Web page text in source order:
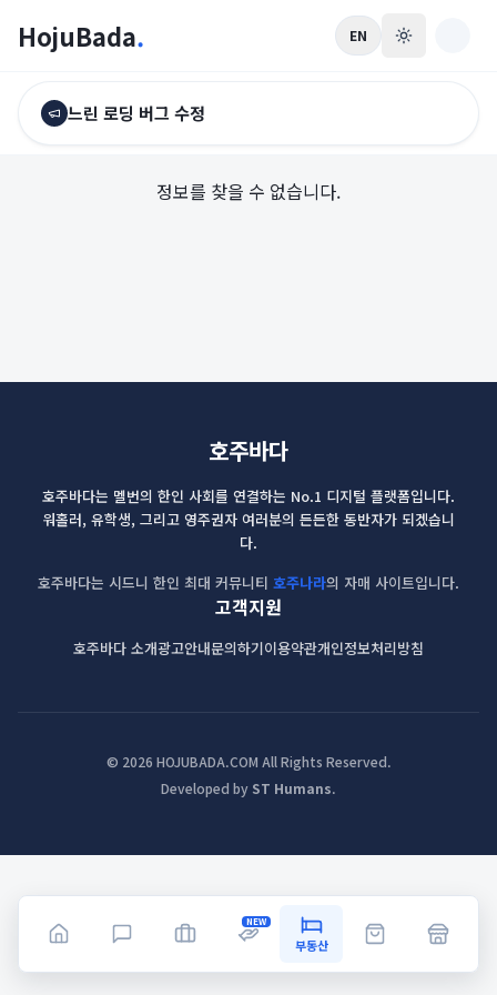
HojuBada. EN
느린 로딩 버그 수정
정보를 찾을 수 없습니다.
호주바다
호주바다는 멜번의 한인 사회를 연결하는 No.1 디지털 플랫폼입니다.
워홀러, 유학생, 그리고 영주권자 여러분의 든든한 동반자가 되겠습니
다.
호주바다는 시드니 한인 최대 커뮤니티 호주나라의 자매 사이트입니다.
고객지원
호주바다 소개광고안내문의하기이용약관개인정보처리방침
© 2026 HOJUBADA.COM All Rights Reserved.
Developed by ST Humans.
NEW
부동산